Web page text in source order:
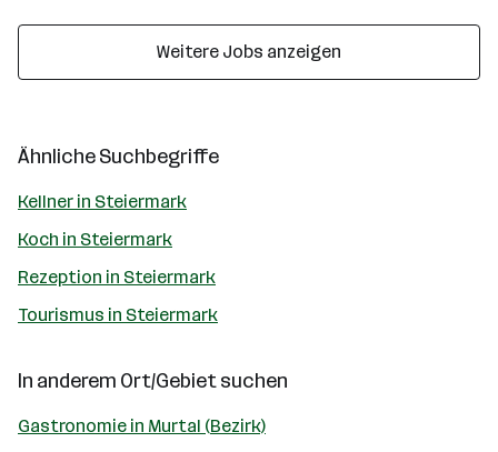
Weitere Jobs anzeigen
Ähnliche Suchbegriffe
Kellner in Steiermark
Koch in Steiermark
Rezeption in Steiermark
Tourismus in Steiermark
In anderem Ort/Gebiet suchen
Gastronomie in Murtal (Bezirk)